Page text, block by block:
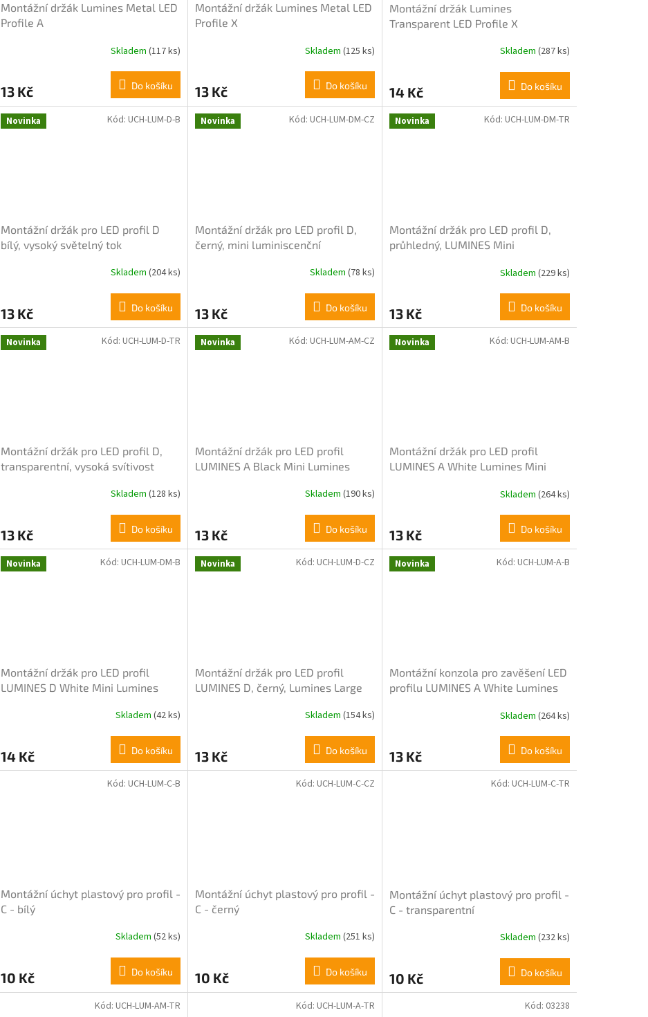
Montážní držák Lumines Metal LED
Profile A
Skladem (117 ks)
13 Kč Do košíku
Montážní držák Lumines Metal LED
Profile X
Skladem (125 ks)
13 Kč Do košíku
Montážní držák Lumines
Transparent LED Profile X
Skladem (287 ks)
14 Kč Do košíku
Novinka
Montážní držák pro LED profil D
bílý, vysoký světelný tok
Skladem (204 ks)
13 Kč Do košíku
Kód: UCH-LUM-D-B Novinka
Montážní držák pro LED profil D,
černý, mini luminiscenční
Skladem (78 ks)
13 Kč Do košíku
Kód: UCH-LUM-DM-CZ Novinka
Montážní držák pro LED profil D,
průhledný, LUMINES Mini
Skladem (229 ks)
13 Kč Do košíku
Kód: UCH-LUM-DM-TR
Novinka
Montážní držák pro LED profil D,
transparentní, vysoká svítivost
Skladem (128 ks)
13 Kč Do košíku
Kód: UCH-LUM-D-TR Novinka
Montážní držák pro LED profil
LUMINES A Black Mini Lumines
Skladem (190 ks)
13 Kč Do košíku
Kód: UCH-LUM-AM-CZ Novinka
Montážní držák pro LED profil
LUMINES A White Lumines Mini
Skladem (264 ks)
13 Kč Do košíku
Kód: UCH-LUM-AM-B
Novinka
Montážní držák pro LED profil
LUMINES D White Mini Lumines
Skladem (42 ks)
14 Kč Do košíku
Kód: UCH-LUM-DM-B Novinka
Montážní držák pro LED profil
LUMINES D, černý, Lumines Large
Skladem (154 ks)
13 Kč Do košíku
Kód: UCH-LUM-D-CZ Novinka
Montážní konzola pro zavěšení LED
profilu LUMINES A White Lumines
Skladem (264 ks)
13 Kč Do košíku
Kód: UCH-LUM-A-B
Montážní úchyt plastový pro profil -
C - bílý
je
5,0
Skladem (52 ks)
10 Kč Do košíku
Kód: UCH-LUM-C-B
Montážní úchyt plastový pro profil -
C - černý
je
5,0
Skladem (251 ks)
10 Kč Do košíku
Kód: UCH-LUM-C-CZ
Montážní úchyt plastový pro profil -
C - transparentní
je
3,7
Skladem (232 ks)
10 Kč Do košíku
Kód: UCH-LUM-C-TR
Kód: UCH-LUM-AM-TR Kód: UCH-LUM-A-TR Kód: 03238